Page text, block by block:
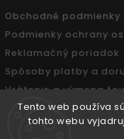
Tento web používa
tohto webu
Obchodné podmienky
Podmienky ochrany
Reklamačný poriadok
Spôsoby platby a
Vrátenie a výmena
Odstúpenie od zmluvy